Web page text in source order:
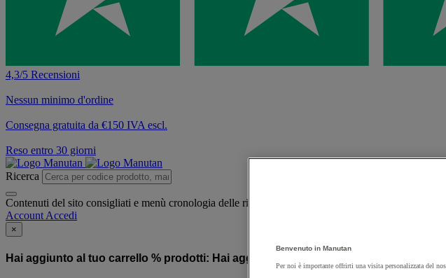
4,3/5 Recensioni
Nessun minimo d'ordine
Consegna gratuita da €150 IVA escl.
Reso entro 30 giorni
Ricerca
Contenuti del sito consigliati e menù cronologia delle ricerche
Account Accedi
×
Hai aggiunto al tuo carrello % prodotti: Hai aggiunto al tuo carrello un prodotto:
Benvenuto in Manutan
Per noi è importante offrirti una visita personalizzata del